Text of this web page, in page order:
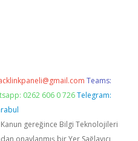
Teams:
0262 606 0 726 Telegram:
Kanun gereğince Bilgi Teknolojileri
onaylanmış bir Yer Sağlayıcı